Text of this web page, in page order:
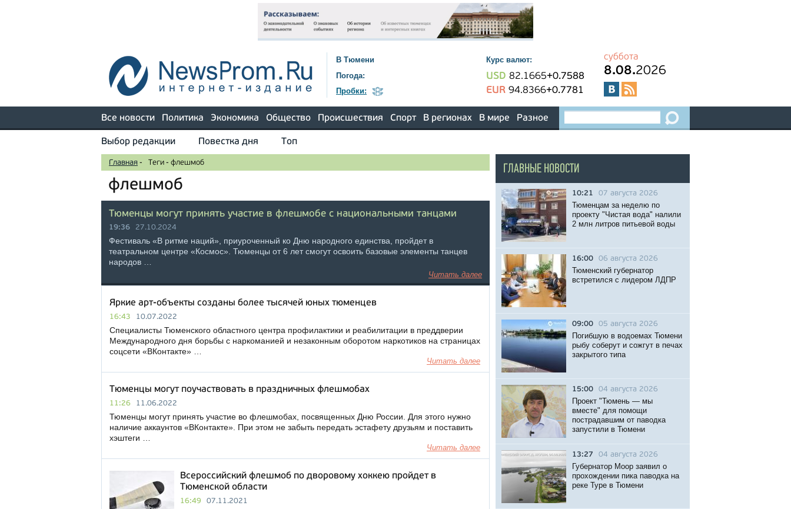
В Тюмени
Погода:
Пробки:
Курс валют:
USD 82.1665+0.7588
EUR 94.8366+0.7781
суббота
8.08.2026
Все новости Политика Экономика Общество Происшествия Спорт В регионах В мире Разное
Выбор редакции Повестка дня Топ
Главная - Теги - флешмоб
флешмоб
Тюменцы могут принять участие в флешмобе с национальными танцами
19:36 27.10.2024
Фестиваль «В ритме наций», приуроченный ко Дню народного единства, пройдет в
театральном центре «Космос». Тюменцы от 6 лет смогут освоить базовые элементы танцев
народов …
Читать далее
Яркие арт-объекты созданы более тысячей юных тюменцев
16:43 10.07.2022
Специалисты Тюменского областного центра профилактики и реабилитации в преддверии
Международного дня борьбы с наркоманией и незаконным оборотом наркотиков на страницах
соцсети «ВКонтакте» …
Читать далее
Тюменцы могут поучаствовать в праздничных флешмобах
11:26 11.06.2022
Тюменцы могут принять участие во флешмобах, посвященных Дню России. Для этого нужно
наличие аккаунтов «ВКонтакте». При этом не забыть передать эстафету друзьям и поставить
хэштеги …
Читать далее
Всероссийский флешмоб по дворовому хоккею пройдет в
Тюменской области
16:49 07.11.2021
ГЛАВНЫЕ НОВОСТИ
10:21 07 августа 2026
Тюменцам за неделю по
проекту "Чистая вода" налили
2 млн литров питьевой воды
16:00 06 августа 2026
Тюменский губернатор
встретился с лидером ЛДПР
09:00 05 августа 2026
Погибшую в водоемах Тюмени
рыбу соберут и сожгут в печах
закрытого типа
15:00 04 августа 2026
Проект "Тюмень — мы
вместе" для помощи
пострадавшим от паводка
запустили в Тюмени
13:27 04 августа 2026
Губернатор Моор заявил о
прохождении пика паводка на
реке Туре в Тюмени